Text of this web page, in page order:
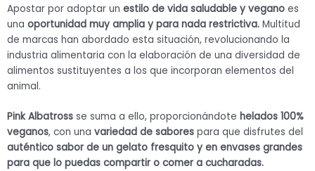
Apostar por adoptar un estilo de vida saludable y vegano es
una oportunidad muy amplia y para nada restrictiva. Multitud
de marcas han abordado esta situación, revolucionando la
industria alimentaria con la elaboración de una diversidad de
alimentos sustituyentes a los que incorporan elementos del
animal.
Pink Albatross se suma a ello, proporcionándote helados 100%
veganos, con una variedad de sabores para que disfrutes del
auténtico sabor de un gelato fresquito y en envases grandes
para que lo puedas compartir o comer a cucharadas.